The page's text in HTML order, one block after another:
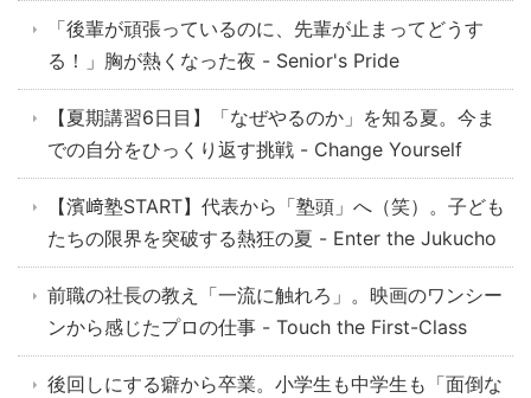
「後輩が頑張っているのに、先輩が止まってどうす
る！」胸が熱くなった夜 - Senior's Pride
【夏期講習6日目】「なぜやるのか」を知る夏。今ま
での自分をひっくり返す挑戦 - Change Yourself
【濱﨑塾START】代表から「塾頭」へ（笑）。子ども
たちの限界を突破する熱狂の夏 - Enter the Jukucho
前職の社長の教え「一流に触れろ」。映画のワンシー
ンから感じたプロの仕事 - Touch the First-Class
後回しにする癖から卒業。小学生も中学生も「面倒な